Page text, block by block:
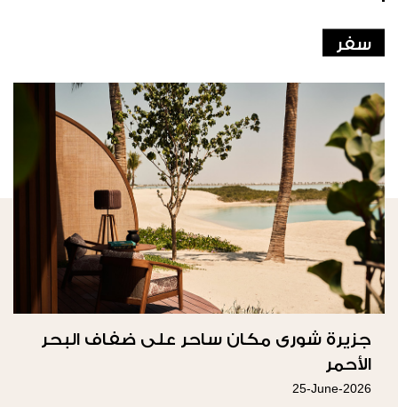
سفر
جزيرة شورى مكان ساحر على ضفاف البحر
الأحمر
25-June-2026